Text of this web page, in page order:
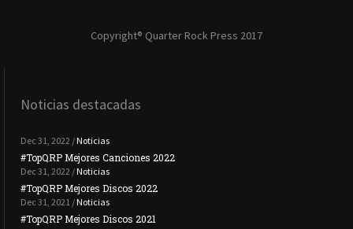
Copyright® Quarter Rock Press 2017
Noticias destacadas
Dec 31, 2022 / Noticias
#TopQRP Mejores Canciones 2022
Dec 31, 2022 / Noticias
#TopQRP Mejores Discos 2022
Dec 31, 2021 / Noticias
#TopQRP Mejores Discos 2021